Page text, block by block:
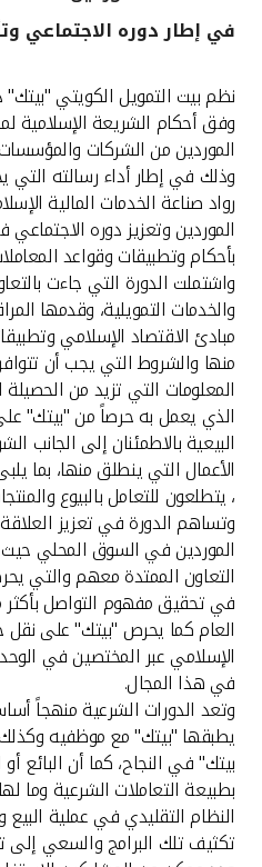
القنوات المصرفية
أدوات وخدمات
خدمات ما بعد البيع
اتصل بنا
مواقع الفروع وأجهزة الصرف
ألمانيا
ماليزيا
تركيا
مصر
المملكة المتحدة
مملكة البحرين
في إطار دوره الاجتماعي
نظم بيت التمويل الكويتي "بيتك"
وفق أحكام الشريعة الإسلامية
الموردين من الشركات
وذلك في إطار أداء رسالته التي
رواد صناعة الخدمات المالية
الموردين وتعزيز دوره
بأحكام وتطبيقات وقواعد
واشتملت الدورة التي جاءت
والخدمات التمويلية، وقدمها
مبادئ الاقتصاد الإسلامي
منها والشروط التي يجب أن
المعلومات التي تزيد من
الذي يعمل به حرصاً من "بيتك"
البيعية بالاطمئنان إلى
الأعمال التي ينطلق منها، بما
، يتطلعون للتعامل بالبيوع
وتساهم الدورة في تعزيز
الموردين في السوق المحلي
التعاون الممتدة معهم والتي
في تحقيق مفهوم التواصل
العام كما يحرص "بيتك" على نقل
الإسلامي عبر المختصين في
في هذا المجال.
وتعد الدورات الشرعية منهجاً
يطبقها "بيتك" مع موظفيه وكذلك
بيتك" في النجاح، كما أن البائع
بطبيعة التعاملات الشرعية
النظام التقليدي في عملية
تكثيف تلك البرامج والسعي إلى